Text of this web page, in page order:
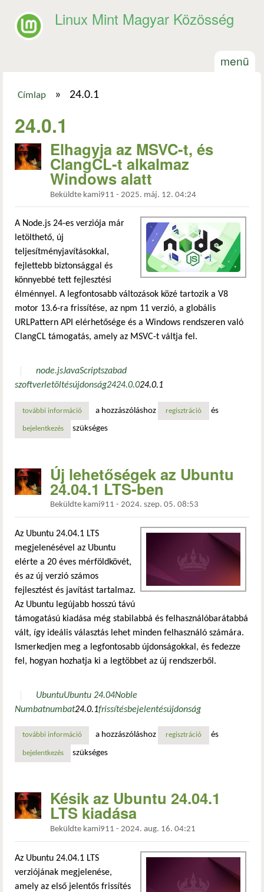
Linux Mint Magyar Közösség
menü
Címlap » 24.0.1
24.0.1
Elhagyja az MSVC-t, és
ClangCL-t alkalmaz
Windows alatt
Beküldte kami911 - 2025. máj. 12. 04:24
A Node.js 24-es verziója már
letölthető, új
teljesítményjavításokkal,
fejlettebb biztonsággal és
könnyebbé tett fejlesztési
élménnyel. A legfontosabb változások közé tartozik a V8
motor 13.6-ra frissítése, az npm 11 verzió, a globális
URLPattern API elérhetősége és a Windows rendszeren való
ClangCL támogatás, amely az MSVC-t váltja fel.
node.jsJavaScriptszabad
szoftverletöltésújdonság2424.0.024.0.1
további információelhagyja az msvc-t, és clangcl-t alkalmaz windows alatt
a hozzászóláshoz regisztráció és
bejelentkezés szükséges
Új lehetőségek az Ubuntu
24.04.1 LTS-ben
Beküldte kami911 - 2024. szep. 05. 08:53
Az Ubuntu 24.04.1 LTS
megjelenésével az Ubuntu
elérte a 20 éves mérföldkövét,
és az új verzió számos
fejlesztést és javítást tartalmaz.
Az Ubuntu legújabb hosszú távú
támogatású kiadása még stabilabbá és felhasználóbarátabbá
vált, így ideális választás lehet minden felhasználó számára.
Ismerkedjen meg a legfontosabb újdonságokkal, és fedezze
fel, hogyan hozhatja ki a legtöbbet az új rendszerből.
UbuntuUbuntu 24.04Noble
Numbatnumbat24.0.1frissítésbejelentésújdonság
további információúj lehetőségek az ubuntu 24.04.1 lts-ben tartalommal
a hozzászóláshoz regisztráció és
bejelentkezés szükséges
Késik az Ubuntu 24.04.1
LTS kiadása
Beküldte kami911 - 2024. aug. 16. 04:21
Az Ubuntu 24.04.1 LTS
verziójának megjelenése,
amely az első jelentős frissítés